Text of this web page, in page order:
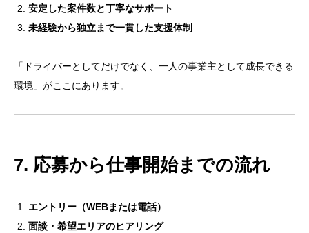
安定した案件数と丁寧なサポート
未経験から独立まで一貫した支援体制
「ドライバーとしてだけでなく、一人の事業主として成長できる
環境」がここにあります。
7. 応募から仕事開始までの流れ
エントリー（WEBまたは電話）
面談・希望エリアのヒアリング